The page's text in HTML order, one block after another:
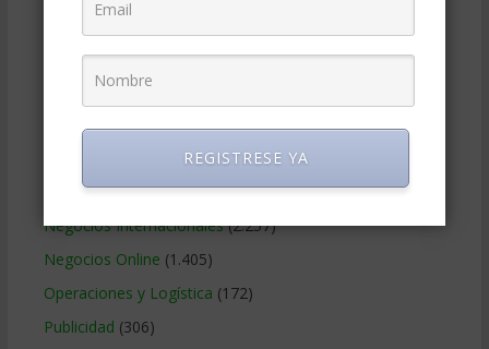
Gobierno Corporativo(11)
(125)
Marketing(988)
(247)
Métodos Gerenciales(280)
Negocios Internacionales(2.257)
Negocios Online (1.405)
Operaciones y Logística (172)
Publicidad (306)
REGISTRESE YA